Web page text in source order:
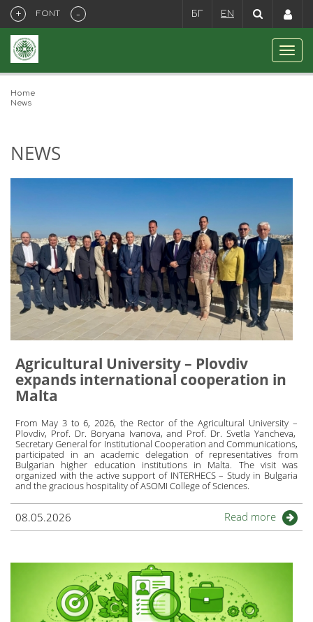
+ FONT - БГ EN
Home
News
NEWS
Agricultural University – Plovdiv
expands international cooperation in
Malta
From May 3 to 6, 2026, the Rector of the Agricultural University –
Plovdiv, Prof. Dr. Boryana Ivanova, and Prof. Dr. Svetla Yancheva,
Secretary General for Institutional Cooperation and Communications,
participated in an academic delegation of representatives from
Bulgarian higher education institutions in Malta. The visit was
organized with the active support of INTERHECS – Study in Bulgaria
and the gracious hospitality of ASOMI College of Sciences.
08.05.2026 Read more